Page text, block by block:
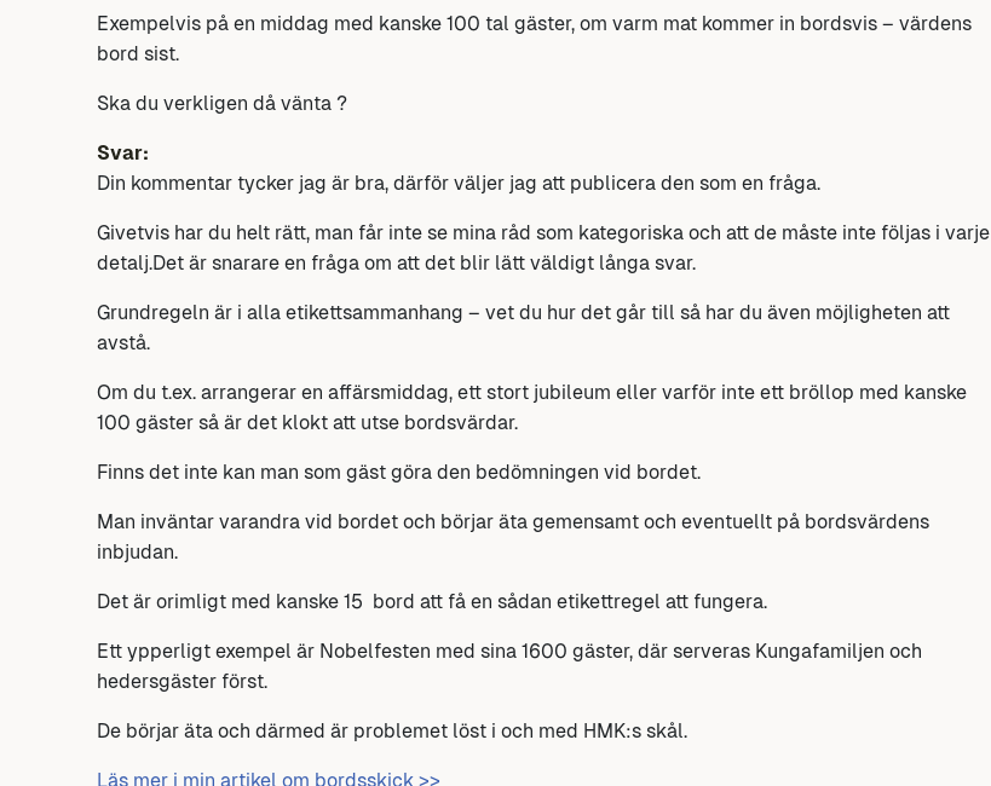
Exempelvis på en middag med kanske 100 tal gäster, om varm mat kommer in bordsvis – värdens
bord sist.
Ska du verkligen då vänta ?
Svar:
Din kommentar tycker jag är bra, därför väljer jag att publicera den som en fråga.
Givetvis har du helt rätt, man får inte se mina råd som kategoriska och att de måste inte följas i varje
detalj.Det är snarare en fråga om att det blir lätt väldigt långa svar.
Grundregeln är i alla etikettsammanhang – vet du hur det går till så har du även möjligheten att
avstå.
Om du t.ex. arrangerar en affärsmiddag, ett stort jubileum eller varför inte ett bröllop med kanske
100 gäster så är det klokt att utse bordsvärdar.
Finns det inte kan man som gäst göra den bedömningen vid bordet.
Man inväntar varandra vid bordet och börjar äta gemensamt och eventuellt på bordsvärdens
inbjudan.
Det är orimligt med kanske 15 bord att få en sådan etikettregel att fungera.
Ett ypperligt exempel är Nobelfesten med sina 1600 gäster, där serveras Kungafamiljen och
hedersgäster först.
De börjar äta och därmed är problemet löst i och med HMK:s skål.
Läs mer i min artikel om bordsskick >>